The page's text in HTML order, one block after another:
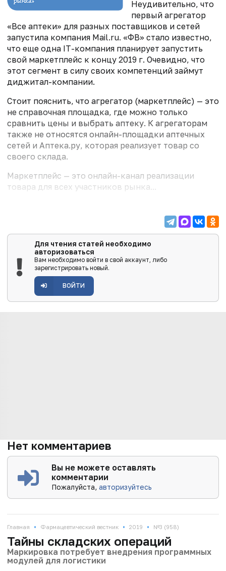
Неудивительно, что
первый агрегатор
«Все аптеки» для разных поставщиков и сетей
запустила компания Mail.ru. «ФВ» стало известно,
что еще одна IT-компания планирует запустить
свой маркетплейс к концу 2019 г. Очевидно, что
этот сегмент в силу своих компетенций займут
диджитал-компании.
Стоит пояснить, что агрегатор (маркетплейс) — это
не справочная площадка, где можно только
сравнить цены и выбрать аптеку. К агрегаторам
также не относятся онлайн-площадки аптечных
сетей и Аптека.ру, которая реализует товар со
своего склада.
Маркетплейс — это онлайн-канал реализации
товара для всех участников рынка...
Для чтения статей необходимо
авторизоваться
Вам необходимо войти в свой аккаунт, либо
зарегистрировать новый.
ВОЙТИ
Нет комментариев
Вы не можете оставлять
комментарии
Пожалуйста,авторизуйтесь
Главная • Фармацевтический вестник • 2019 • №3 (958)
Тайны складских операций
Маркировка потребует внедрения программных
модулей для логистики